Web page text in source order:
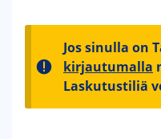
Jos sinulla on
kirjautumalla
Laskutustiliä